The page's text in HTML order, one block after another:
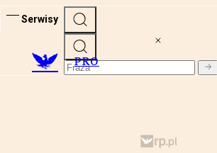
Serwisy
PRO